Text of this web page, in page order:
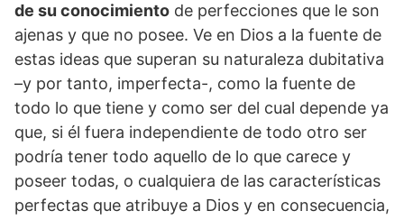
de su conocimiento de perfecciones que le son
ajenas y que no posee. Ve en Dios a la fuente de
estas ideas que superan su naturaleza dubitativa
–y por tanto, imperfecta-, como la fuente de
todo lo que tiene y como ser del cual depende ya
que, si él fuera independiente de todo otro ser
podría tener todo aquello de lo que carece y
poseer todas, o cualquiera de las características
perfectas que atribuye a Dios y en consecuencia,